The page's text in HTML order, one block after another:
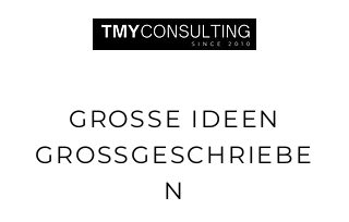
GROSSE IDEEN
GROSSGESCHRIEBE
N